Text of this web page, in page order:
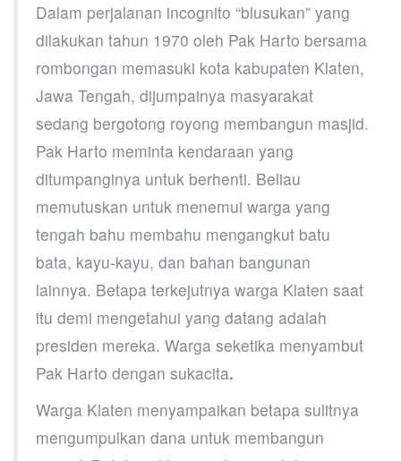
Dalam perjalanan incognito “blusukan” yang
dilakukan tahun 1970 oleh Pak Harto bersama
rombongan memasuki kota kabupaten Klaten,
Jawa Tengah, dijumpainya masyarakat
sedang bergotong royong membangun masjid.
Pak Harto meminta kendaraan yang
ditumpanginya untuk berhenti. Beliau
memutuskan untuk menemui warga yang
tengah bahu membahu mengangkut batu
bata, kayu-kayu, dan bahan bangunan
lainnya. Betapa terkejutnya warga Klaten saat
itu demi mengetahui yang datang adalah
presiden mereka. Warga seketika menyambut
Pak Harto dengan sukacita.
Warga Klaten menyampaikan betapa sulitnya
mengumpulkan dana untuk membangun